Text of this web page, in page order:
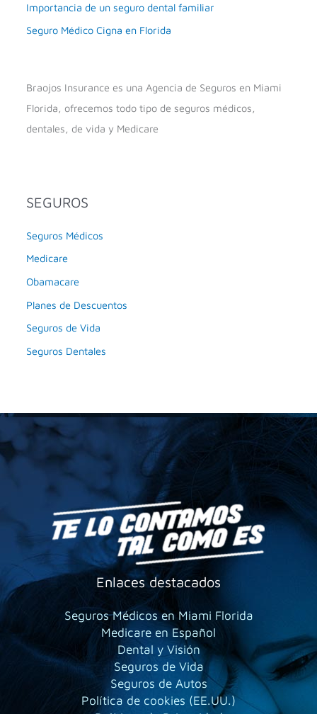
Importancia de un seguro dental familiar
Seguro Médico Cigna en Florida
Braojos Insurance es una Agencia de Seguros en Miami
Florida, ofrecemos todo tipo de seguros médicos,
dentales, de vida y Medicare
SEGUROS
Seguros Médicos
Medicare
Obamacare
Planes de Descuentos
Seguros de Vida
Seguros Dentales
Enlaces destacados
Seguros Médicos en Miami Florida
Medicare en Español
Dental y Visión
Seguros de Vida
Seguros de Autos
Política de cookies (EE.UU.)